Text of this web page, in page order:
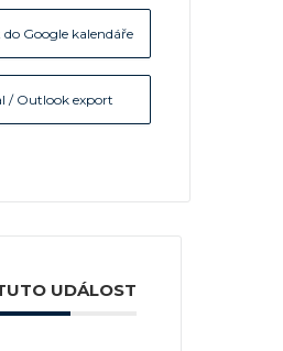
Google kalendáře
/ Outlook export
UDÁLOST